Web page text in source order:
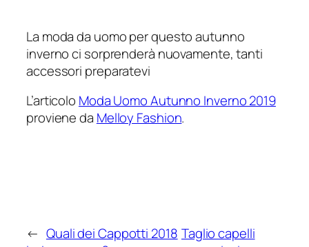
La moda da uomo per questo autunno
inverno ci sorprenderà nuovamente, tanti
accessori preparatevi
L’articolo Moda Uomo Autunno Inverno 2019
proviene da Melloy Fashion.
← Quali dei Cappotti 2018 Taglio capelli